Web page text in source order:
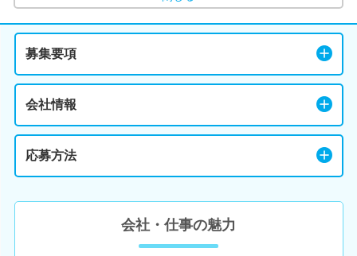
募集要項
会社情報
応募方法
会社・仕事の魅力